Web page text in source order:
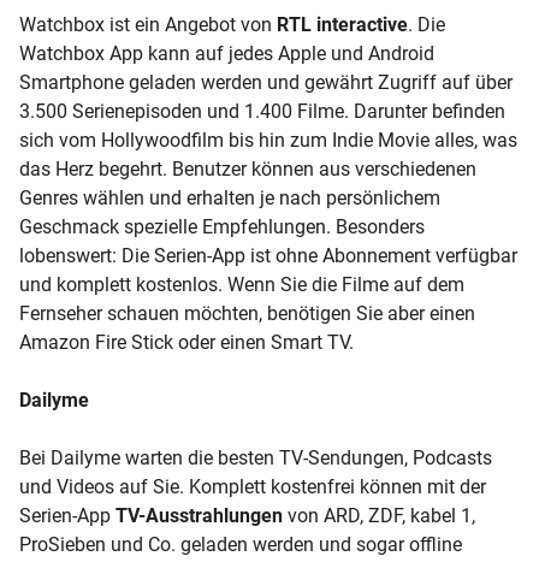
Watchbox ist ein Angebot von RTL interactive. Die
Watchbox App kann auf jedes Apple und Android
Smartphone geladen werden und gewährt Zugriff auf über
3.500 Serienepisoden und 1.400 Filme. Darunter befinden
sich vom Hollywoodfilm bis hin zum Indie Movie alles, was
das Herz begehrt. Benutzer können aus verschiedenen
Genres wählen und erhalten je nach persönlichem
Geschmack spezielle Empfehlungen. Besonders
lobenswert: Die Serien-App ist ohne Abonnement verfügbar
und komplett kostenlos. Wenn Sie die Filme auf dem
Fernseher schauen möchten, benötigen Sie aber einen
Amazon Fire Stick oder einen Smart TV.
Dailyme
Bei Dailyme warten die besten TV-Sendungen, Podcasts
und Videos auf Sie. Komplett kostenfrei können mit der
Serien-App TV-Ausstrahlungen von ARD, ZDF, kabel 1,
ProSieben und Co. geladen werden und sogar offline